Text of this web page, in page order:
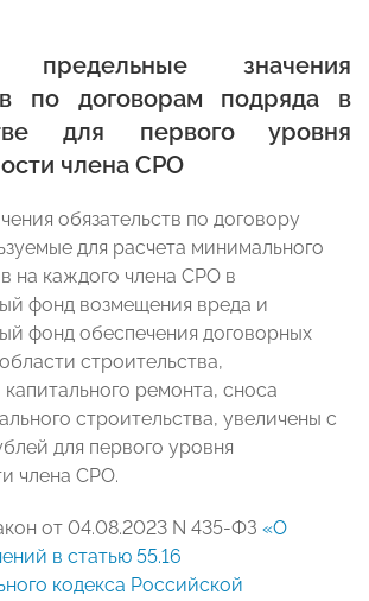
предельные значения
по договорам подряда в
для первого уровня
члена СРО
обязательств по договору
для расчета минимального
на каждого члена СРО в
фонд возмещения вреда и
фонд обеспечения договорных
строительства,
ремонта, сноса
строительства, увеличены с
для первого уровня
члена СРО.
от 04.08.2023 N 435-ФЗ «О
в статью 55.16
кодекса Российской